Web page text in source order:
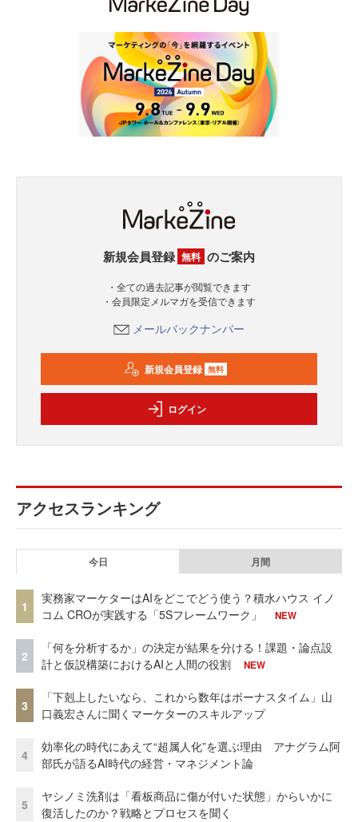
新規会員登録 無料 のご案内
・全ての過去記事が閲覧できます
・会員限定メルマガを受信できます
メールバックナンバー
新規会員登録 無料
ログイン
アクセスランキング
今日 月間
1
実務家マーケターはAIをどこでどう使う？積水ハウス イノ
コム CROが実践する「5Sフレームワーク」
NEW
2
「何を分析するか」の決定が結果を分ける！課題・論点設
計と仮説構築におけるAIと人間の役割
NEW
3
「下剋上したいなら、これから数年はボーナスタイム」山
口義宏さんに聞くマーケターのスキルアップ
4
効率化の時代にあえて“超属人化”を選ぶ理由 アナグラム阿
部氏が語るAI時代の経営・マネジメント論
5
ヤシノミ洗剤は「看板商品に傷が付いた状態」からいかに
復活したのか？戦略とプロセスを聞く